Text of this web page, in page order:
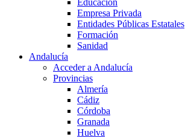
Educación
Empresa Privada
Entidades Públicas Estatales
Formación
Sanidad
Andalucía
Acceder a Andalucía
Provincias
Almería
Cádiz
Córdoba
Granada
Huelva